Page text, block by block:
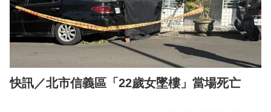
快訊／北市信義區「22歲女墜樓」當場死亡